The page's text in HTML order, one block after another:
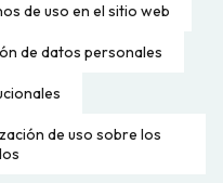
de uso en el sitio web
de datos personales
de uso sobre los